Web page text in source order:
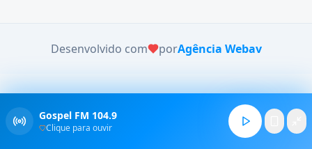
Desenvolvido com porAgência Webav
Gospel FM 104.9
Clique para ouvir